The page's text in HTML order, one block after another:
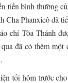
tiến bình thường
Phanxicô đã
chí Tòa Thánh
đã có thêm
tối hôm trước